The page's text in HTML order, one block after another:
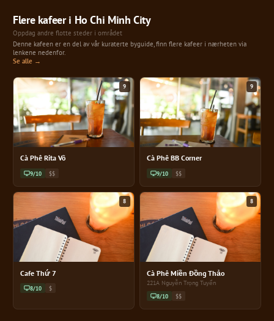
Flere kafeer i Ho Chi Minh City
Oppdag andre flotte steder i området
Denne kafeen er en del av vår kuraterte byguide, finn flere kafeer i nærheten via
lenkene nedenfor.
Se alle →
9
Cà Phê Rita Võ
9/10 $$
9
Cà Phê BB Corner
9/10 $$
8
Cafe Thứ 7
8/10 $
8
Cà Phê Miền Đồng Thảo
221A Nguyễn Trọng Tuyển
8/10 $$